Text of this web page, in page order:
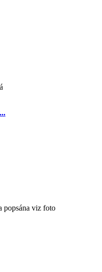
popsána viz foto